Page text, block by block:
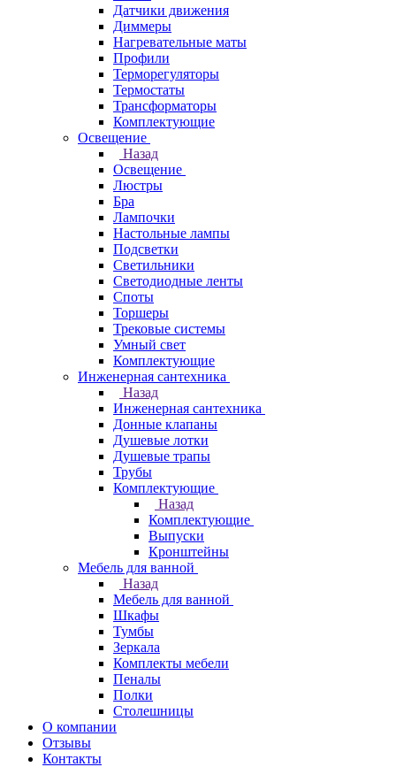
Датчики движения
Диммеры
Нагревательные маты
Профили
Терморегуляторы
Термостаты
Трансформаторы
Комплектующие
Освещение
Назад
Освещение
Люстры
Бра
Лампочки
Настольные лампы
Подсветки
Светильники
Светодиодные ленты
Споты
Торшеры
Трековые системы
Умный свет
Комплектующие
Инженерная сантехника
Назад
Инженерная сантехника
Донные клапаны
Душевые лотки
Душевые трапы
Трубы
Комплектующие
Назад
Комплектующие
Выпуски
Кронштейны
Мебель для ванной
Назад
Мебель для ванной
Шкафы
Тумбы
Зеркала
Комплекты мебели
Пеналы
Полки
Столешницы
О компании
Отзывы
Контакты